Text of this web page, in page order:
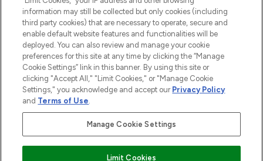
ÜBER LOOKFANTASTIC
COVID-19
Pay Securely With
information may still be collected but only cookies (including
third party cookies) that are necessary to operate, secure and
enable default website features and functionalities will be
deployed. You can also review and manage your cookie
preferences for this site at any time by clicking the “Manage
Cookie Settings” link in this banner. By using this site or
clicking "Accept All," "Limit Cookies," or "Manage Cookie
Settings," you acknowledge and accept our Privacy Policy
and Terms of Use.
Manage Cookie Settings
Limit Cookies